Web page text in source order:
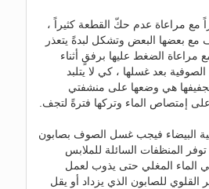
مع مراعاة عدم حكّ القطعة كثيراً ،
بعضها البعض وتشكل لبدةً يتعذر
مراعاة الضغط عليها برفقٍ أثناء
بعد غسلها ، كي لا يتلبد
هي وضعها على منشفتي
إمتصاص الماء وتركها فترةً لتجف.
البيضاء فيجب غسل الصوف بصابون
المنظفات السائلة للملابس
الماء المغلي حتى يذوب لعمل
القلوي للصابون الذي يزداد أو يقل